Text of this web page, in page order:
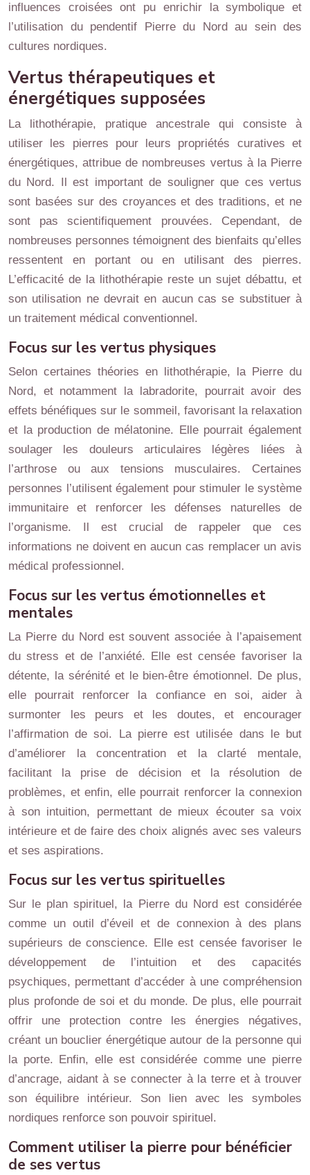
influences croisées ont pu enrichir la symbolique et
l’utilisation du pendentif Pierre du Nord au sein des
cultures nordiques.
Vertus thérapeutiques et
énergétiques supposées
La lithothérapie, pratique ancestrale qui consiste à
utiliser les pierres pour leurs propriétés curatives et
énergétiques, attribue de nombreuses vertus à la Pierre
du Nord. Il est important de souligner que ces vertus
sont basées sur des croyances et des traditions, et ne
sont pas scientifiquement prouvées. Cependant, de
nombreuses personnes témoignent des bienfaits qu’elles
ressentent en portant ou en utilisant des pierres.
L’efficacité de la lithothérapie reste un sujet débattu, et
son utilisation ne devrait en aucun cas se substituer à
un traitement médical conventionnel.
Focus sur les vertus physiques
Selon certaines théories en lithothérapie, la Pierre du
Nord, et notamment la labradorite, pourrait avoir des
effets bénéfiques sur le sommeil, favorisant la relaxation
et la production de mélatonine. Elle pourrait également
soulager les douleurs articulaires légères liées à
l’arthrose ou aux tensions musculaires. Certaines
personnes l’utilisent également pour stimuler le système
immunitaire et renforcer les défenses naturelles de
l’organisme. Il est crucial de rappeler que ces
informations ne doivent en aucun cas remplacer un avis
médical professionnel.
Focus sur les vertus émotionnelles et
mentales
La Pierre du Nord est souvent associée à l’apaisement
du stress et de l’anxiété. Elle est censée favoriser la
détente, la sérénité et le bien-être émotionnel. De plus,
elle pourrait renforcer la confiance en soi, aider à
surmonter les peurs et les doutes, et encourager
l’affirmation de soi. La pierre est utilisée dans le but
d’améliorer la concentration et la clarté mentale,
facilitant la prise de décision et la résolution de
problèmes, et enfin, elle pourrait renforcer la connexion
à son intuition, permettant de mieux écouter sa voix
intérieure et de faire des choix alignés avec ses valeurs
et ses aspirations.
Focus sur les vertus spirituelles
Sur le plan spirituel, la Pierre du Nord est considérée
comme un outil d’éveil et de connexion à des plans
supérieurs de conscience. Elle est censée favoriser le
développement de l’intuition et des capacités
psychiques, permettant d’accéder à une compréhension
plus profonde de soi et du monde. De plus, elle pourrait
offrir une protection contre les énergies négatives,
créant un bouclier énergétique autour de la personne qui
la porte. Enfin, elle est considérée comme une pierre
d’ancrage, aidant à se connecter à la terre et à trouver
son équilibre intérieur. Son lien avec les symboles
nordiques renforce son pouvoir spirituel.
Comment utiliser la pierre pour bénéficier
de ses vertus